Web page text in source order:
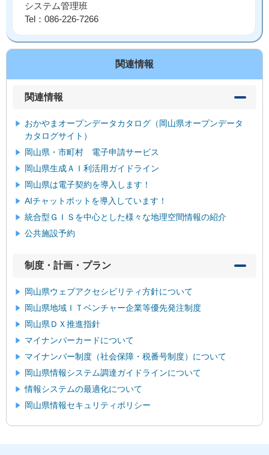
システム管理班
Tel：086-226-7266
関連情報
関連情報
おかやまオープンデータカタログ（岡山県オープンデータ
カタログサイト）
岡山県・市町村 電子申請サービス
岡山県生成ＡＩ利活用ガイドライン
岡山県は電子契約を導入します！
AIチャットボットを導入しています！
統合型ＧＩＳを中心とした様々な地理空間情報の紹介
公共施設予約
制度・計画・プラン
岡山県ウェブアクセシビリティ方針について
岡山県地域ＩＴベンチャー企業等優先発注制度
岡山県ＤＸ推進指針
マイナンバーカードについて
マイナンバー制度（社会保障・税番号制度）について
岡山県情報システム調達ガイドラインについて
情報システムの最適化について
岡山県情報セキュリティポリシー